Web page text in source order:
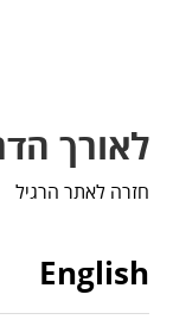
לאורך
חזרה לאתר הרגיל
English